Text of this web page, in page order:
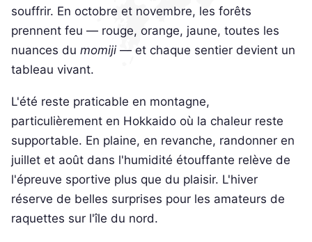
souffrir. En octobre et novembre, les forêts
prennent feu — rouge, orange, jaune, toutes les
nuances du momiji — et chaque sentier devient un
tableau vivant.
L'été reste praticable en montagne,
particulièrement en Hokkaido où la chaleur reste
supportable. En plaine, en revanche, randonner en
juillet et août dans l'humidité étouffante relève de
l'épreuve sportive plus que du plaisir. L'hiver
réserve de belles surprises pour les amateurs de
raquettes sur l'île du nord.